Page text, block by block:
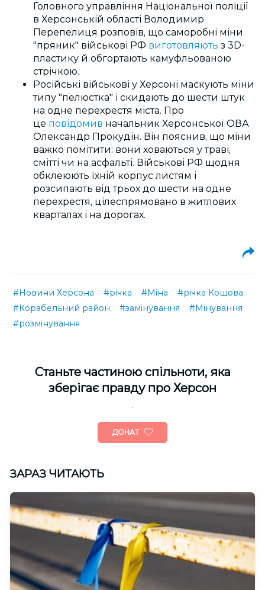
Головного управління Національної поліції
в Херсонській області Володимир
Перепелиця розповів, що саморобні міни
"пряник" військові РФ виготовляють з 3D-
пластику й обгортають камуфльованою
стрічкою.
Російські військові у Херсоні маскують міни
типу "пелюстка" і скидають до шести штук
на одне перехрестя міста. Про
це повідомив начальник Херсонської ОВА
Олександр Прокудін. Він пояснив, що міни
важко помітити: вони ховаються у траві,
смітті чи на асфальті. Військові РФ щодня
обклеюють їхній корпус листям і
розсипають від трьох до шести на одне
перехрестя, цілеспрямовано в житлових
кварталах і на дорогах.
#Новини Херсона #річка #Міна
#річка Кошова
#Корабельний район
#замінування
#Мінування
#розмінування
Cтаньте частиною спільноти, яка
зберігає правду про Херсон
ДОНАТ
ЗАРАЗ ЧИТАЮТЬ